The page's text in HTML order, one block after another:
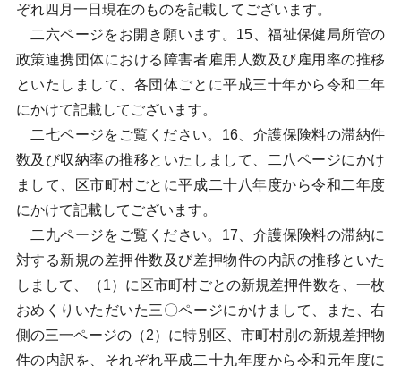
ぞれ四月一日現在のものを記載してございます。
二六ページをお開き願います。15、福祉保健局所管の
政策連携団体における障害者雇用人数及び雇用率の推移
といたしまして、各団体ごとに平成三十年から令和二年
にかけて記載してございます。
二七ページをご覧ください。16、介護保険料の滞納件
数及び収納率の推移といたしまして、二八ページにかけ
まして、区市町村ごとに平成二十八年度から令和二年度
にかけて記載してございます。
二九ページをご覧ください。17、介護保険料の滞納に
対する新規の差押件数及び差押物件の内訳の推移といた
しまして、（1）に区市町村ごとの新規差押件数を、一枚
おめくりいただいた三〇ページにかけまして、また、右
側の三一ページの（2）に特別区、市町村別の新規差押物
件の内訳を、それぞれ平成二十九年度から令和元年度に